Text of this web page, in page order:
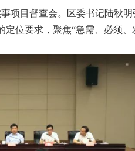
项目督查会。区委书记陆秋
位要求，聚焦“急需、必须